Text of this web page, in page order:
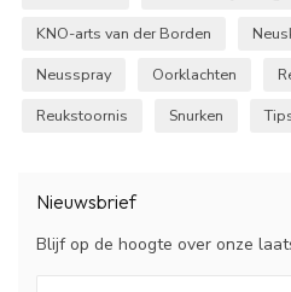
KNO-arts van der Borden
Neusspray
Oorklachten
Reukstoornis
Snurken
Nieuwsbrief
Blijf op de hoogte over onze